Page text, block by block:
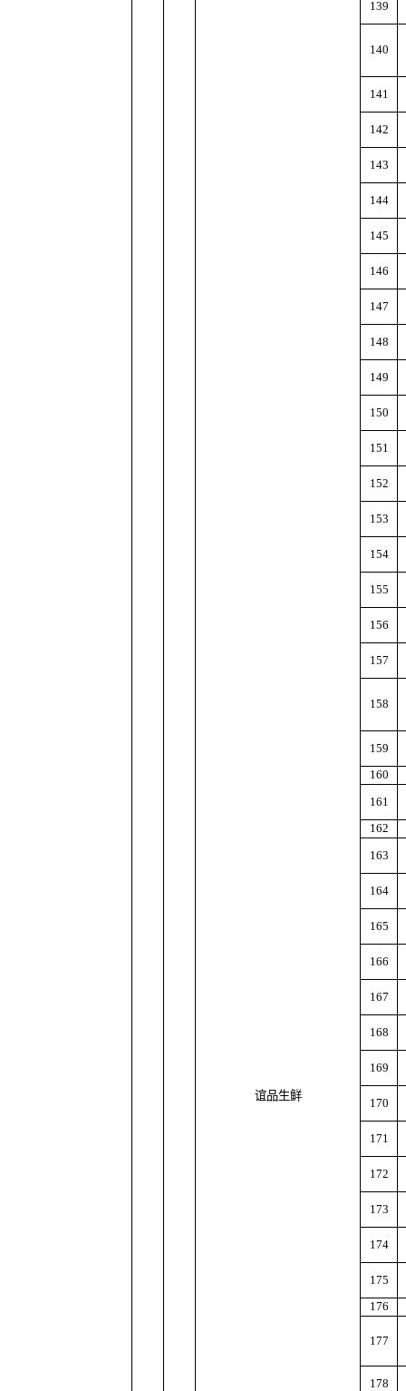
谊品生鲜
139
140
141
142
143
144
145
146
147
148
149
150
151
152
153
154
155
156
157
158
159
160
161
162
163
164
165
166
167
168
169
170
171
172
173
174
175
176
177
178